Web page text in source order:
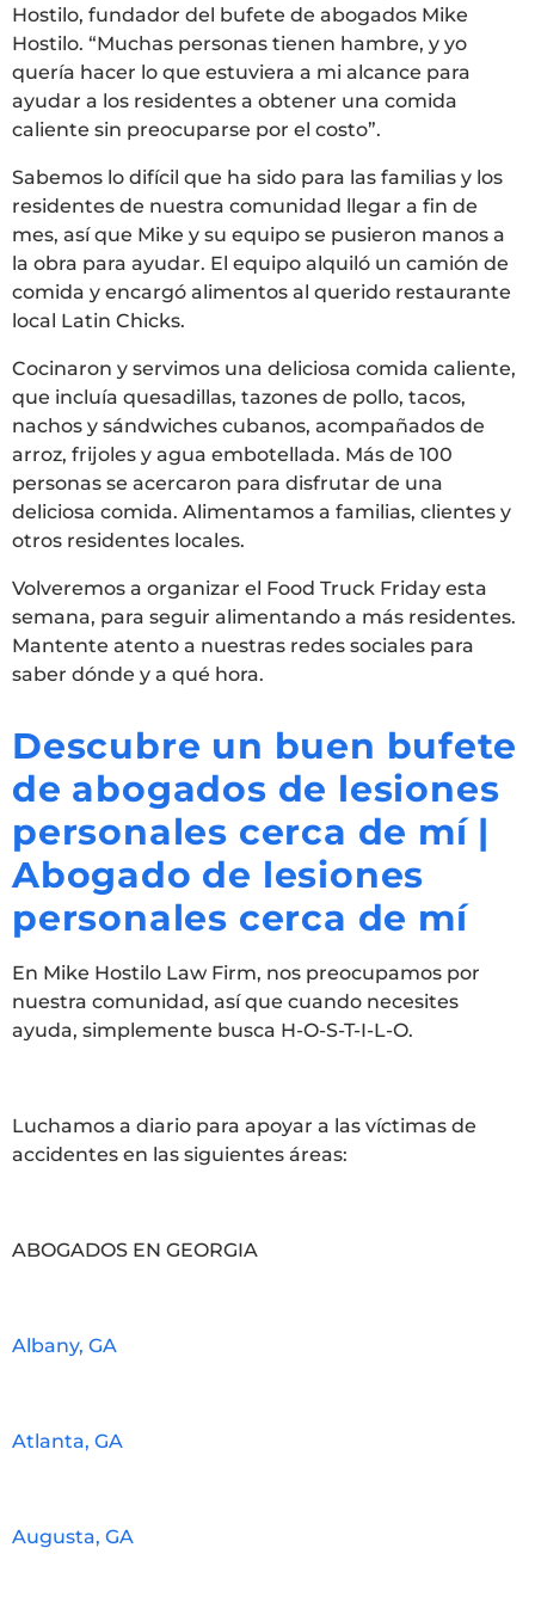
Hostilo, fundador del bufete de abogados Mike
Hostilo. “Muchas personas tienen hambre, y yo
quería hacer lo que estuviera a mi alcance para
ayudar a los residentes a obtener una comida
caliente sin preocuparse por el costo”.
Sabemos lo difícil que ha sido para las familias y los
residentes de nuestra comunidad llegar a fin de
mes, así que Mike y su equipo se pusieron manos a
la obra para ayudar. El equipo alquiló un camión de
comida y encargó alimentos al querido restaurante
local Latin Chicks.
Cocinaron y servimos una deliciosa comida caliente,
que incluía quesadillas, tazones de pollo, tacos,
nachos y sándwiches cubanos, acompañados de
arroz, frijoles y agua embotellada. Más de 100
personas se acercaron para disfrutar de una
deliciosa comida. Alimentamos a familias, clientes y
otros residentes locales.
Volveremos a organizar el Food Truck Friday esta
semana, para seguir alimentando a más residentes.
Mantente atento a nuestras redes sociales para
saber dónde y a qué hora.
Descubre un buen bufete
de abogados de lesiones
personales cerca de mí |
Abogado de lesiones
personales cerca de mí
En Mike Hostilo Law Firm, nos preocupamos por
nuestra comunidad, así que cuando necesites
ayuda, simplemente busca H-O-S-T-I-L-O.
Luchamos a diario para apoyar a las víctimas de
accidentes en las siguientes áreas:
ABOGADOS EN GEORGIA
Albany, GA
Atlanta, GA
Augusta, GA